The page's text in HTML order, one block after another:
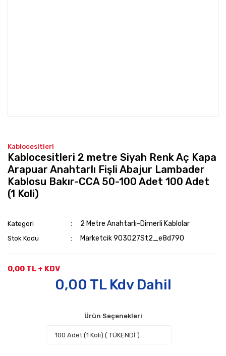
Kablocesitleri
Kablocesitleri 2 metre Siyah Renk Aç Kapa
Arapuar Anahtarlı Fişli Abajur Lambader
Kablosu Bakır-CCA 50-100 Adet 100 Adet
(1 Koli)
Kategori 2 Metre Anahtarlı-Dimerli Kablolar
Stok Kodu Marketcik 903027St2_e8d790
0,00 TL + KDV
0,00 TL Kdv Dahil
Ürün Seçenekleri